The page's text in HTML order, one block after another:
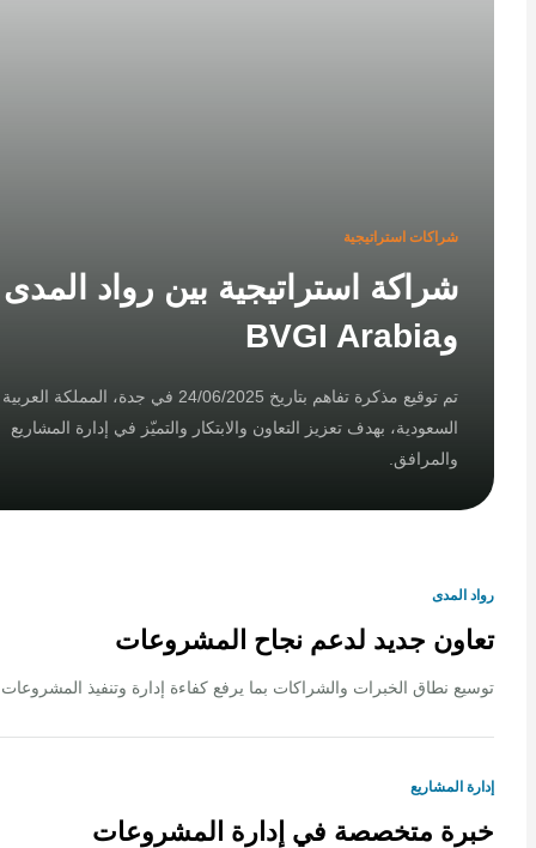
شراكات استراتيجية
شراكة استراتيجية بين رواد المدى
تم توقيع مذكرة تفاهم بتاريخ 24/06/2025 في جدة، المملكة العربية
السعودية، بهدف تعزيز التعاون والابتكار والتميّز في إدارة المشاريع
جديد لدعم نجاح المشروعات
نطاق الخبرات والشراكات بما يرفع كفاءة إدارة وتنفيذ المشروعات.
المشاريع
متخصصة في إدارة المشروعات